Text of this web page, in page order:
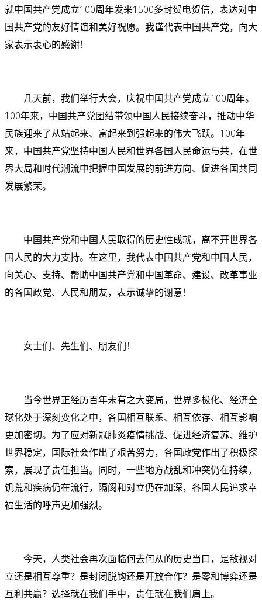
就中国共产党成立100周年发来1500多封贺电贺信，表达对中
国共产党的友好情谊和美好祝愿。我谨代表中国共产党，向大
家表示衷心的感谢！
几天前，我们举行大会，庆祝中国共产党成立100周年。
100年来，中国共产党团结带领中国人民接续奋斗，推动中华
民族迎来了从站起来、富起来到强起来的伟大飞跃。100年
来，中国共产党坚持中国人民和世界各国人民命运与共，在世
界大局和时代潮流中把握中国发展的前进方向、促进各国共同
发展繁荣。
中国共产党和中国人民取得的历史性成就，离不开世界各
国人民的大力支持。在这里，我代表中国共产党和中国人民，
向关心、支持、帮助中国共产党和中国革命、建设、改革事业
的各国政党、人民和朋友，表示诚挚的谢意！
女士们、先生们、朋友们！
当今世界正经历百年未有之大变局，世界多极化、经济全
球化处于深刻变化之中，各国相互联系、相互依存、相互影响
更加密切。为了应对新冠肺炎疫情挑战、促进经济复苏、维护
世界稳定，国际社会作出了艰苦努力，各国政党作出了积极探
索，展现了责任担当。同时，一些地方战乱和冲突仍在持续，
饥荒和疾病仍在流行，隔阂和对立仍在加深，各国人民追求幸
福生活的呼声更加强烈。
今天，人类社会再次面临何去何从的历史当口，是敌视对
立还是相互尊重？是封闭脱钩还是开放合作？是零和博弈还是
互利共赢？选择就在我们手中，责任就在我们肩上。